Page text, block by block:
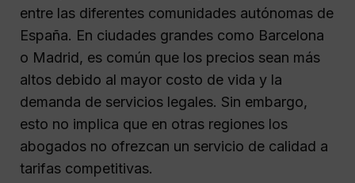
entre las diferentes comunidades autónomas de
España. En ciudades grandes como Barcelona
o Madrid, es común que los precios sean más
altos debido al mayor costo de vida y la
demanda de servicios legales. Sin embargo,
esto no implica que en otras regiones los
abogados no ofrezcan un servicio de calidad a
tarifas competitivas.